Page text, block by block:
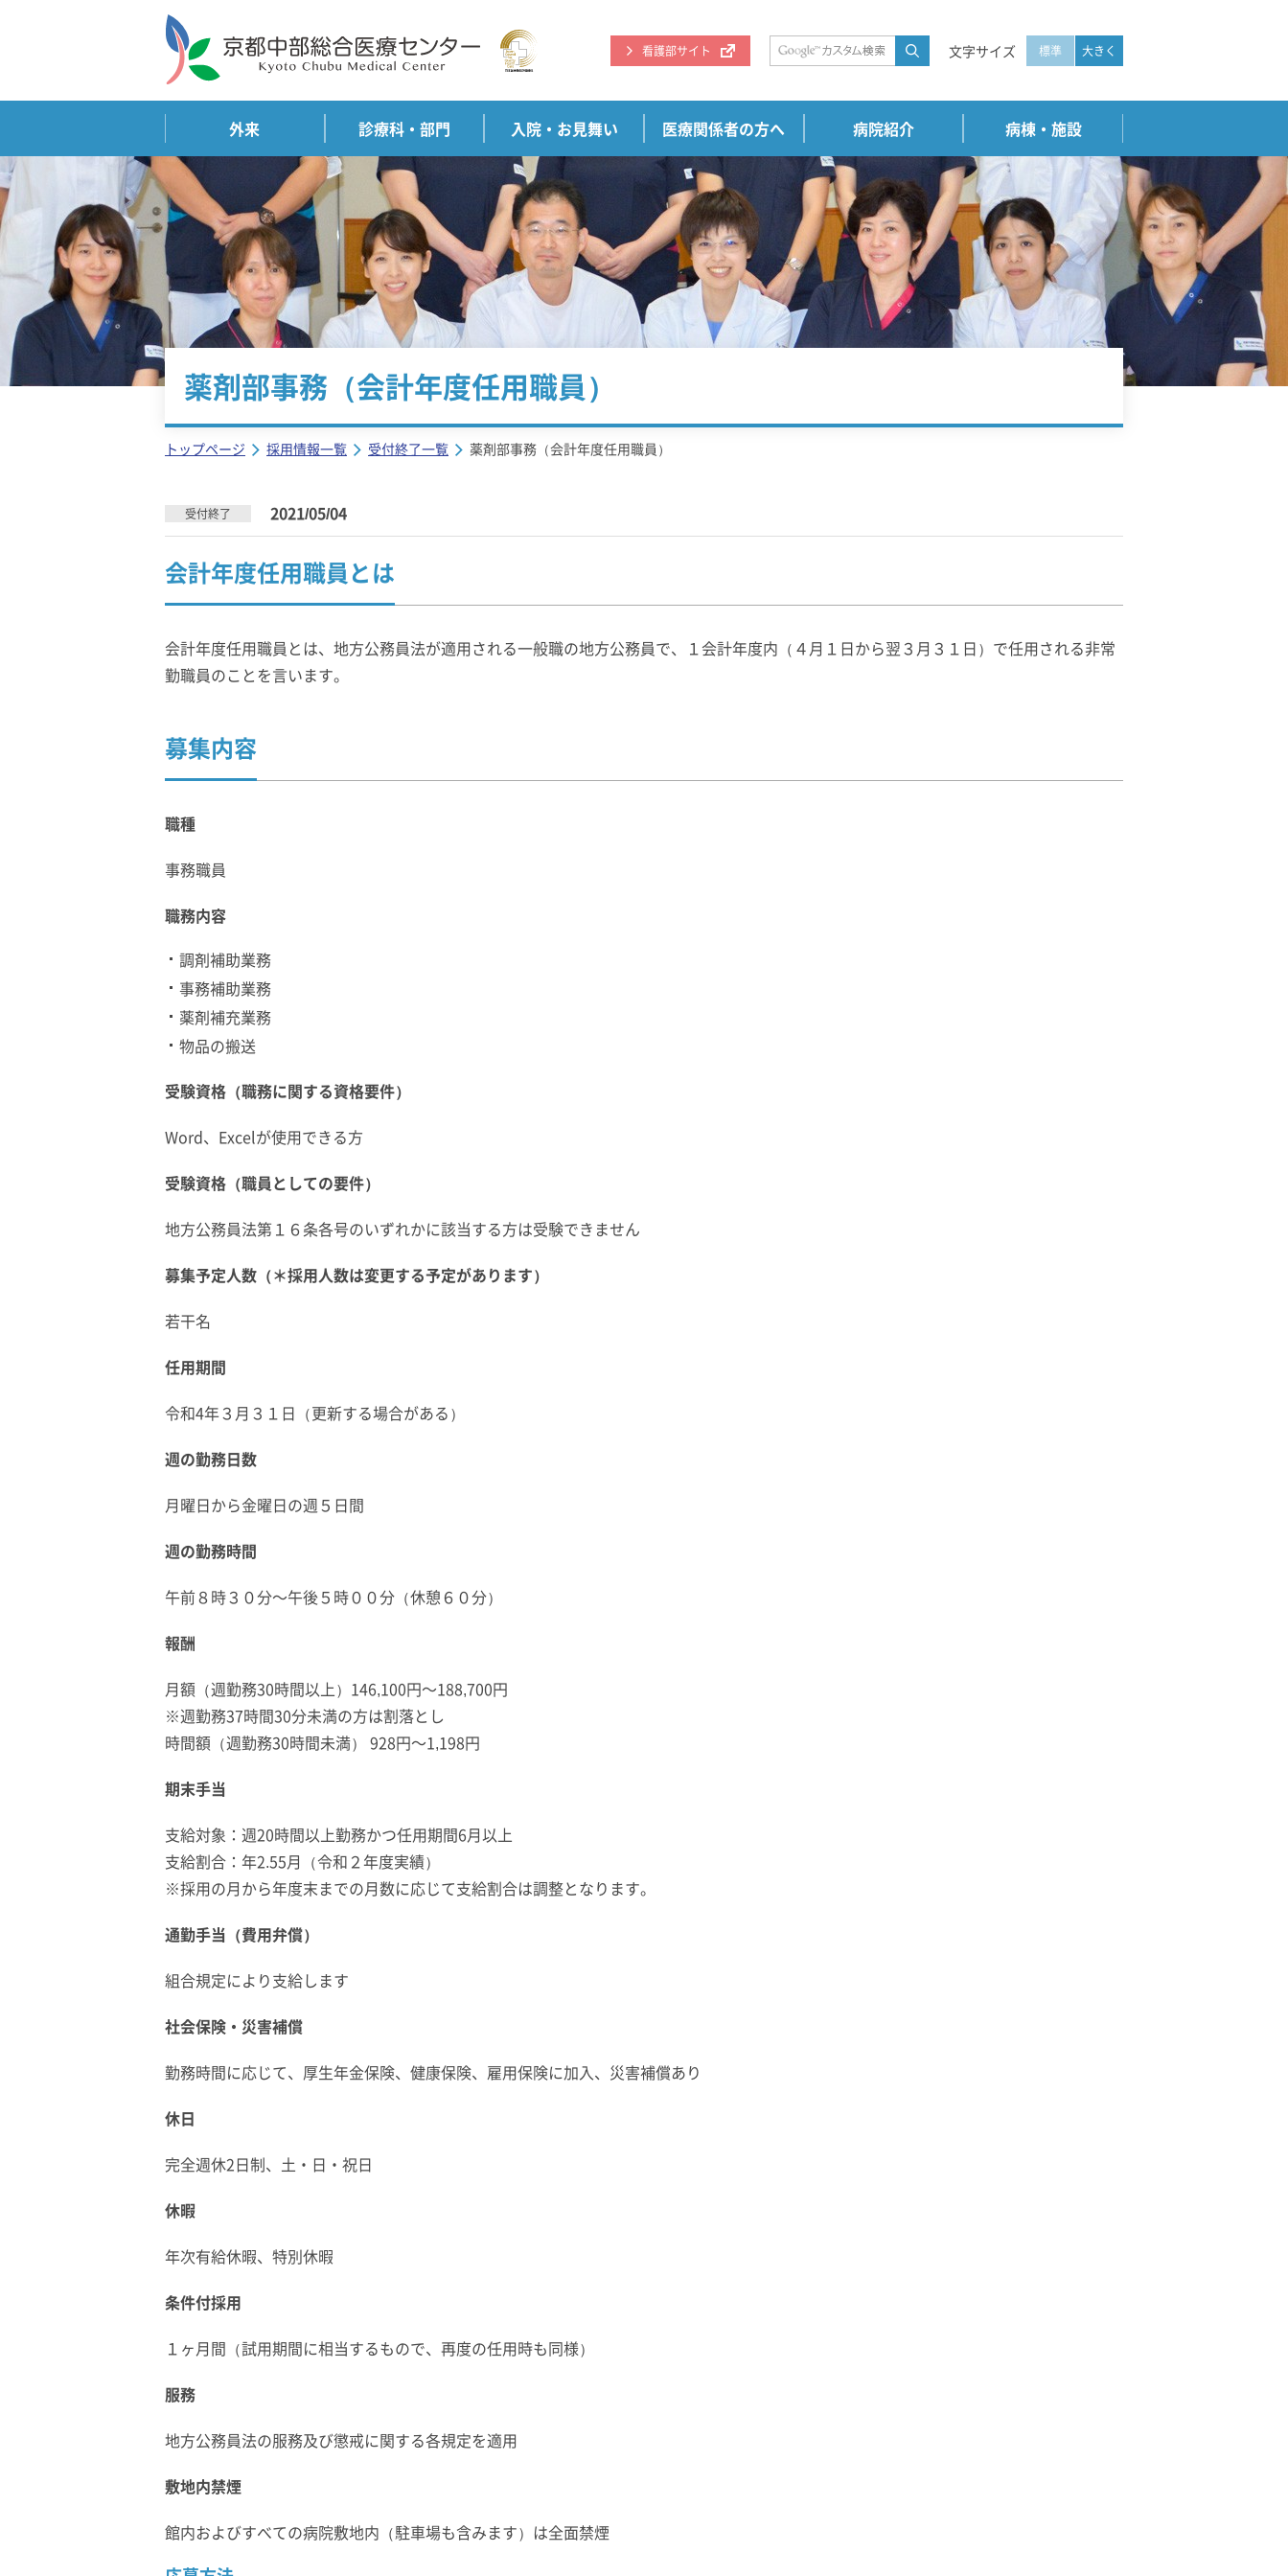
看護部サイト 文字サイズ 標準 大きく
外来 診療科・部門 入院・お見舞い 医療関係者の方へ 病院紹介 病棟・施設
薬剤部事務（会計年度任用職員）
トップページ 採用情報一覧 受付終了一覧 薬剤部事務（会計年度任用職員）
受付終了 2021/05/04
会計年度任用職員とは
会計年度任用職員とは、地方公務員法が適用される一般職の地方公務員で、１会計年度内（４月１日から翌３月３１日）で任用される非常
勤職員のことを言います。
募集内容
職種
事務職員
職務内容
調剤補助業務
事務補助業務
薬剤補充業務
物品の搬送
受験資格（職務に関する資格要件）
Word、Excelが使用できる方
受験資格（職員としての要件）
地方公務員法第１６条各号のいずれかに該当する方は受験できません
募集予定人数（＊採用人数は変更する予定があります）
若干名
任用期間
令和4年３月３１日（更新する場合がある）
週の勤務日数
月曜日から金曜日の週５日間
週の勤務時間
午前８時３０分～午後５時００分（休憩６０分）
報酬
月額（週勤務30時間以上）146,100円～188,700円
※週勤務37時間30分未満の方は割落とし
時間額（週勤務30時間未満） 928円～1,198円
期末手当
支給対象：週20時間以上勤務かつ任用期間6月以上
支給割合：年2.55月（令和２年度実績）
※採用の月から年度末までの月数に応じて支給割合は調整となります。
通勤手当（費用弁償）
組合規定により支給します
社会保険・災害補償
勤務時間に応じて、厚生年金保険、健康保険、雇用保険に加入、災害補償あり
休日
完全週休2日制、土・日・祝日
休暇
年次有給休暇、特別休暇
条件付採用
１ヶ月間（試用期間に相当するもので、再度の任用時も同様）
服務
地方公務員法の服務及び懲戒に関する各規定を適用
敷地内禁煙
館内およびすべての病院敷地内（駐車場も含みます）は全面禁煙